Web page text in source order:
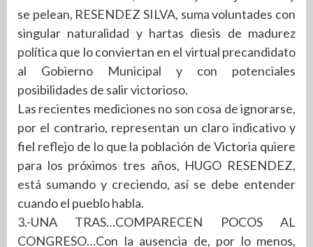
se pelean, RESENDEZ SILVA, suma voluntades con
singular naturalidad y hartas diesis de madurez
política que lo conviertan en el virtual precandidato
al Gobierno Municipal y con potenciales
posibilidades de salir victorioso.
Las recientes mediciones no son cosa de ignorarse,
por el contrario, representan un claro indicativo y
fiel reflejo de lo que la población de Victoria quiere
para los próximos tres años, HUGO RESENDEZ,
está sumando y creciendo, así se debe entender
cuando el pueblo habla.
3.-UNA TRAS…COMPARECEN POCOS AL
CONGRESO…Con la ausencia de, por lo menos,